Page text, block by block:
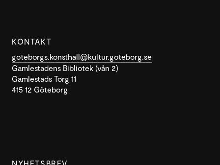
KONTAKT
goteborgs.konsthall@kultur.goteborg.se
Gamlestadens Bibliotek (vån 2)
Gamlestads Torg 11
415 12 Göteborg